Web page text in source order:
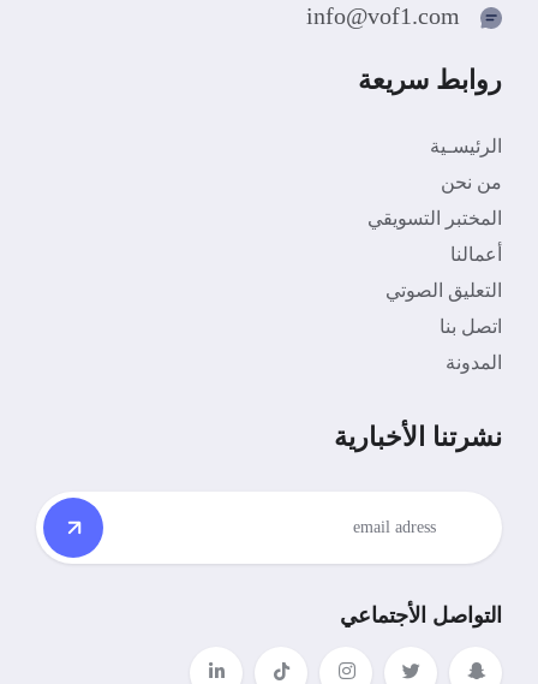
info@vof1.com
روابط سريعة
الرئيسـية
من نحن
المختبر التسويقي
أعمالنا
التعليق الصوتي
اتصل بنا
المدونة
نشرتنا الأخبارية
التواصل الأجتماعي